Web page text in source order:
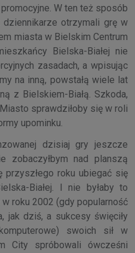
W ten też sposób
dziennikarze otrzymali grę w
miasta w Bielskim Centrum
Bielska-Białej nie
zasadach, a wpisując
na inną, powstałą wiele lat
z Bielskiem-Białą. Szkoda,
sprawdziłoby się w roli
upominku.
dzisiaj gry jeszcze
zobaczyłbym nad planszą
przyszłego roku ubiegać się
Białej. I nie byłaby to
roku 2002 (gdy popularność
jak dziś, a sukcesy święciły
swoich sił w
City spróbowali ówcześni